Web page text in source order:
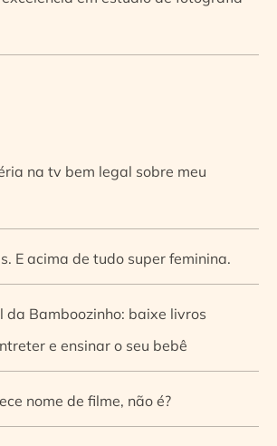
na tv bem legal sobre meu
E acima de tudo super feminina.
da Bamboozinho: baixe livros
e ensinar o seu bebê
nome de filme, não é?